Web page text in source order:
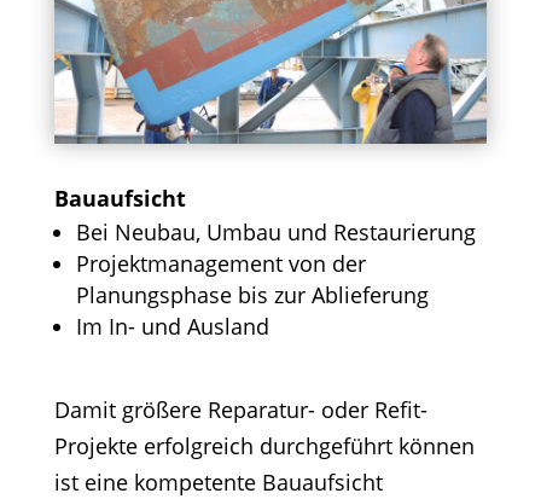
Bauaufsicht
Bei Neubau, Umbau und Restaurierung
Projektmanagement von der
Planungsphase bis zur Ablieferung
Im In- und Ausland
Damit größere Reparatur- oder Refit-
Projekte erfolgreich durchgeführt können
ist eine kompetente Bauaufsicht